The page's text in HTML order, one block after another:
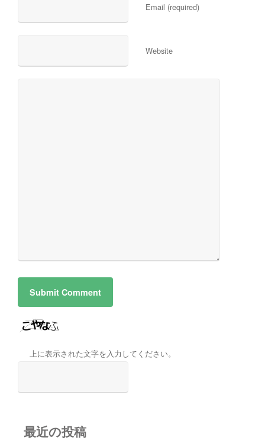
Email (required)
Website
上に表示された文字を入力してください。
最近の投稿